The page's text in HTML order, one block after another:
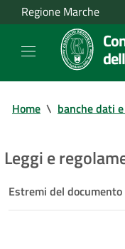
Regione Marche
Home \ banche dati
Leggi e
Estremi del documento